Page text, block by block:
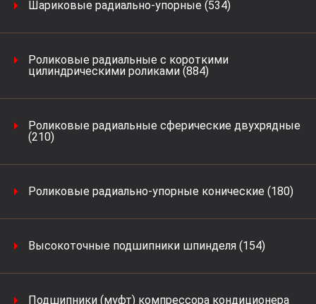
Шариковые радиально-упорные (534)
Роликовые радиальные с короткими
цилиндрическими роликами (884)
Роликовые радиальные сферические двухрядные
(210)
Роликовые радиально-упорные конические (180)
Высокоточные подшипники шпинделя (154)
Подшипники (муфт) компрессора кондиционера